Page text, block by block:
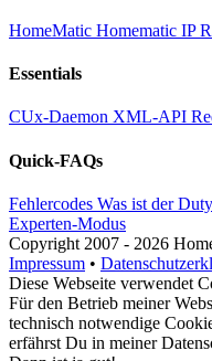
HomeMatic Homematic IP
Essentials
CUx-Daemon XML-API
Quick-FAQs
Fehlercodes Was ist der
Experten-Modus
Copyright 2007 - 2026
Impressum •
Diese Webseite verwendet
Für den Betrieb meiner
technisch notwendige
erfährst Du in meiner